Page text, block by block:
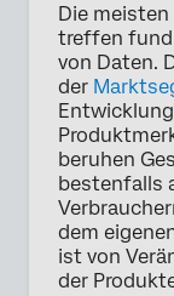
Die
treffen
von Daten.
der
beruhen
bestenfalls
dem
ist von
der